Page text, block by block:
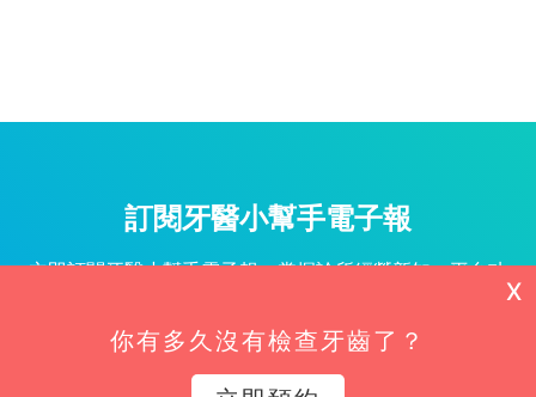
訂閱牙醫小幫手電子報
立即訂閱牙醫小幫手電子報，掌握診所經營新知、平台功
你有多久沒有檢查牙齒了？
X